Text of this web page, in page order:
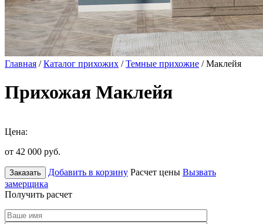
Главная /Каталог прихожих /Темные прихожие / Маклейя
Прихожая Маклейя
Цена:
от 42 000 руб.
Заказать Добавить в корзину Расчет цены Вызвать
замерщика
Получить расчет